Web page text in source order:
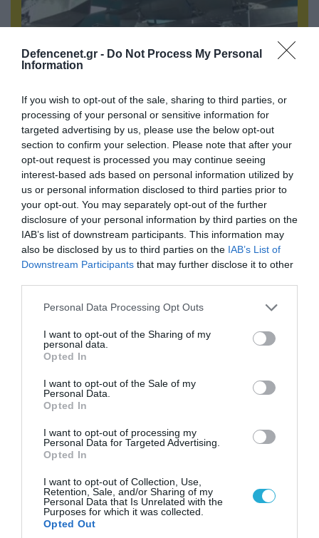
Defencenet.gr - Do Not Process My Personal
Information
If you wish to opt-out of the sale, sharing to third parties, or
processing of your personal or sensitive information for
targeted advertising by us, please use the below opt-out
section to confirm your selection. Please note that after your
opt-out request is processed you may continue seeing
interest-based ads based on personal information utilized by
us or personal information disclosed to third parties prior to
your opt-out. You may separately opt-out of the further
disclosure of your personal information by third parties on the
IAB’s list of downstream participants. This information may
also be disclosed by us to third parties on the IAB’s List of
Downstream Participants that may further disclose it to other
Please note that this website/app uses one or more Google
not limited to your visit or usage behaviour. You may click to
grant or deny consent to Google and its third-party tags to
use your data for below specified purposes in below Google
consent section.
Personal Data Processing Opt Outs
I want to opt-out of the Sharing of my
personal data.
Opted In
I want to opt-out of the Sale of my
Personal Data.
Opted In
I want to opt-out of processing my
Personal Data for Targeted Advertising.
Opted In
I want to opt-out of Collection, Use,
Retention, Sale, and/or Sharing of my
Personal Data that Is Unrelated with the
Purposes for which it was collected.
Opted Out
08.08.2026 | 13:02
Βίντεο: Ρωσική βόμβα FAB-3000 «εξαφανίζει
ουκρανικών δυνάμεων στην Ζαπορίζια
08.08.2026 | 01:02
Στο «κόκκινο» το Ντνιπροπετρόφσκ: Οι
Ουκρανοί μιλούν για σφοδρές ρωσικές
επιθέσεις σε όλη την επικράτεια
ΠΟΛΙΤΙΚΗ